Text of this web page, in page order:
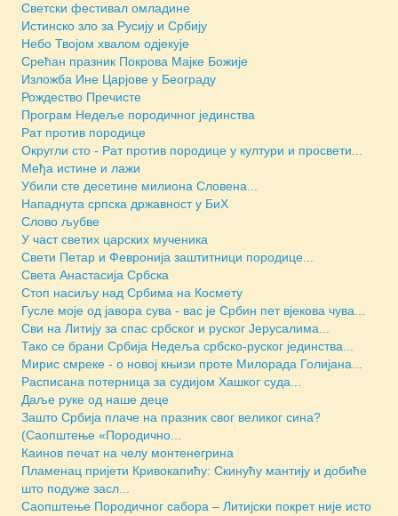
Светски фестивал омладине
Истинско зло за Русију и Србију
Небо Твојом хвалом одјекује
Срећан празник Покрова Мајке Божије
Изложба Ине Царјове у Београду
Рождество Пречисте
Програм Недеље породичног јединства
Рат против породице
Округли сто - Рат против породице у култури и просвети...
Међа истине и лажи
Убили сте десетине милиона Словена...
Нападнута српска државност у БиХ
Слово љубве
У част светих царских мученика
Свети Петар и Февронија заштитници породице...
Света Анастасија Србска
Стоп насиљу над Србима на Космету
Гусле моје од јавора сува - вас је Србин пет вјекова чува...
Сви на Литију за спас србског и руског Јерусалима...
Тако се брани Србија Недеља србско-руског јединства...
Мирис смреке - о новој књизи проте Милорада Голијана...
Расписана потерница за судијом Хашког суда...
Даље руке од наше деце
Зашто Србија плаче на празник свог великог сина?
(Саопштење «Породично...
Каинов печат на челу монтенегрина
Пламенац пријети Кривокапићу: Скинућу мантију и добиће
што подуже засл...
Саопштење Породичног сабора – Литијски покрет није исто